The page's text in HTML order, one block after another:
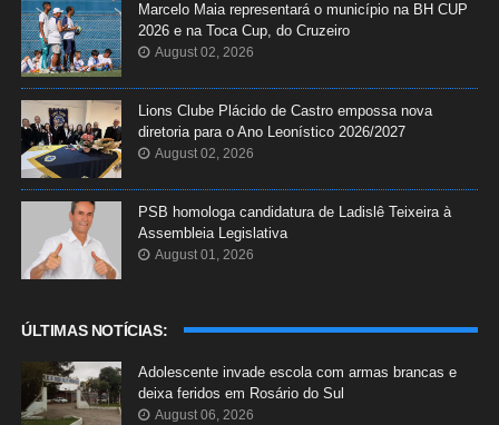
Marcelo Maia representará o município na BH CUP
2026 e na Toca Cup, do Cruzeiro
August 02, 2026
Lions Clube Plácido de Castro empossa nova
diretoria para o Ano Leonístico 2026/2027
August 02, 2026
PSB homologa candidatura de Ladislê Teixeira à
Assembleia Legislativa
August 01, 2026
ÚLTIMAS NOTÍCIAS:
Adolescente invade escola com armas brancas e
deixa feridos em Rosário do Sul
August 06, 2026